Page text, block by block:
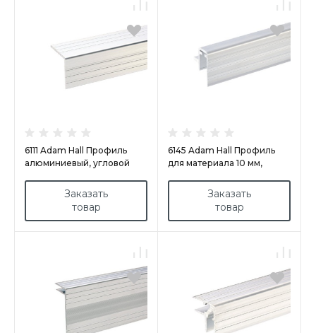
6111 Adam Hall Профиль
алюминиевый, угловой
Заказать
товар
6145 Adam Hall Профиль
для материала 10 мм,
Заказать
товар